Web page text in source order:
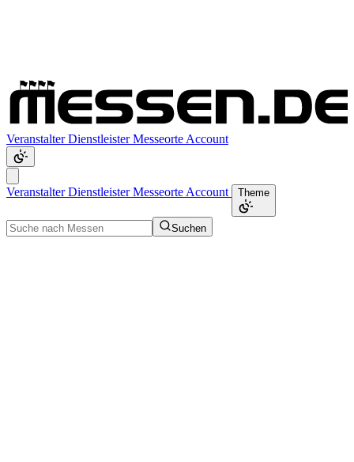
VeranstalterDienstleisterMesseorte Account
VeranstalterDienstleisterMesseorte Account Theme
Suchen